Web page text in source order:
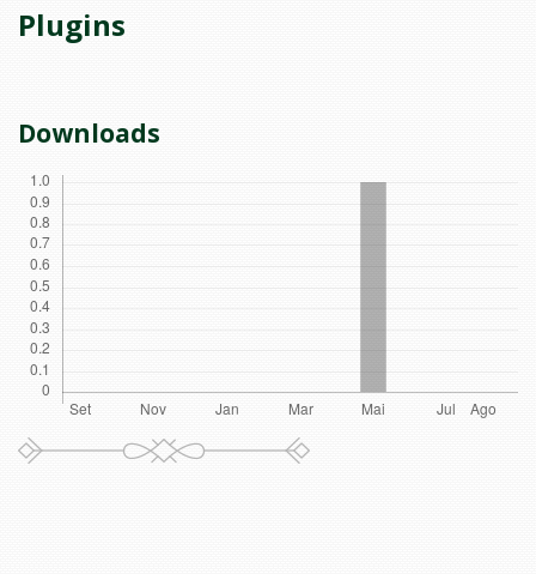
Plugins
Downloads